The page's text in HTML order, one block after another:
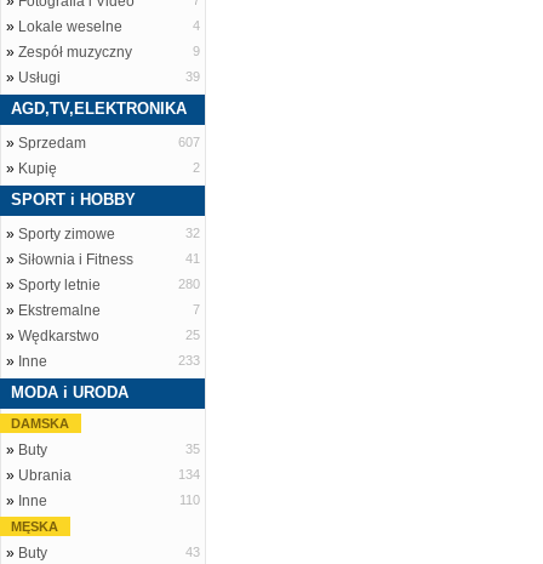
» Lokale weselne 4
» Zespół muzyczny 9
» Usługi 39
AGD,TV,ELEKTRONIKA
» Sprzedam 607
» Kupię 2
SPORT i HOBBY
» Sporty zimowe 32
» Siłownia i Fitness 41
» Sporty letnie 280
» Ekstremalne 7
» Wędkarstwo 25
» Inne 233
MODA i URODA
DAMSKA
» Buty 35
» Ubrania 134
» Inne
110
MĘSKA
» Buty 43